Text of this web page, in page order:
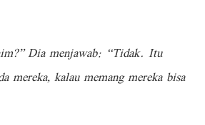
Dia menjawab: “Tidak. Itu
mereka, kalau memang mereka bisa